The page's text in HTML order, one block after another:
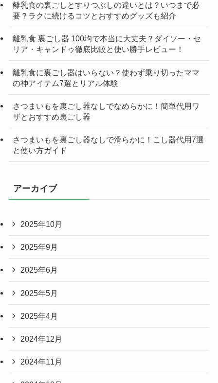
離乳食の裏ごしとすりつぶしの違いとは？いつまで必
要？ラクに続けるコツとおすすめグッズも紹介
離乳食 裏ごし器 100均で本当に大丈夫？ダイソー・セ
リア・キャンドゥ徹底比較と使い勝手レビュー！
離乳食に裏ごし器はいらない？使わず乗り切ったママ
の神アイテム7選とリアル体験
さつまいもを裏ごし器なしでなめらかに！簡単代用ワ
ザとおすすめ裏ごし器
さつまいもを裏ごし器なしで滑らかに！こし器代用7選
と使い方ガイド
アーカイブ
2025年10月
2025年9月
2025年6月
2025年5月
2025年4月
2024年12月
2024年11月